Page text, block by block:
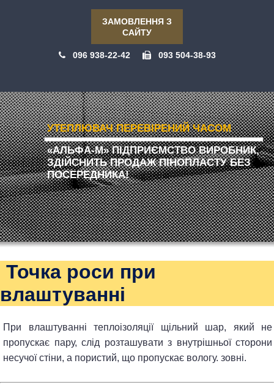
ЗАМОВЛЕННЯ З
САЙТУ
096 938-22-42 093 504-38-93
УТЕПЛЮВАЧ ПЕРЕВІРЕНИЙ ЧАСОМ
«АЛЬФА-М» ПІДПРИЄМСТВО ВИРОБНИК,
ЗДІЙСНИТЬ ПРОДАЖ ПІНОПЛАСТУ БЕЗ
ПОСЕРЕДНИКА!
Точка роси при
влаштуванні
При влаштуванні теплоізоляції щільний шар, який не
пропускає пару, слід розташувати з внутрішньої сторони
несучої стіни, а пористий, що пропускає вологу. зовні.